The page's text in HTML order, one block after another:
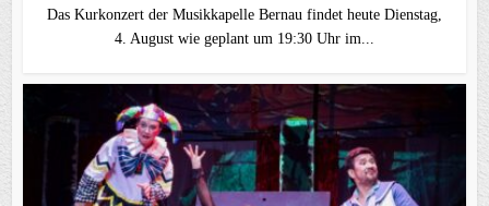
Das Kurkonzert der Musikkapelle Bernau findet heute Dienstag,
4. August wie geplant um 19:30 Uhr im...